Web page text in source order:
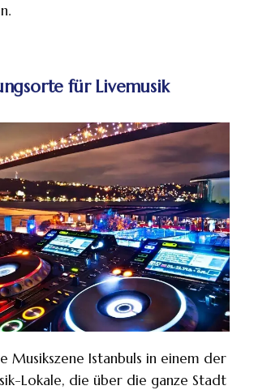
für Livemusik
Musikszene Istanbuls in einem der
Lokale, die über die ganze Stadt